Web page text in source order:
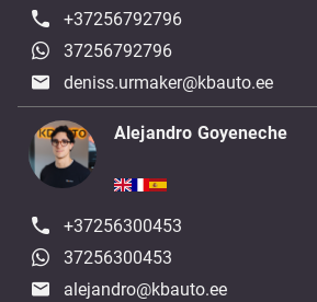
+37256792796
37256792796
deniss.urmaker@kbauto.ee
Alejandro Goyeneche
+37256300453
37256300453
alejandro@kbauto.ee